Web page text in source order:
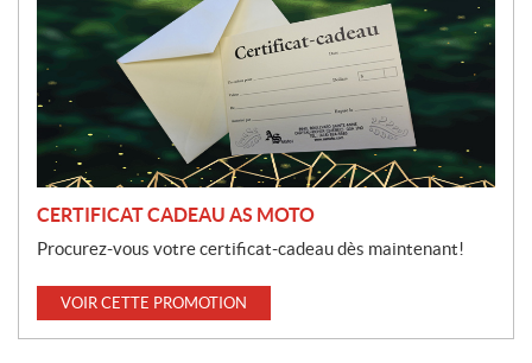
o
m
o
t
i
o
n
CERTIFICAT CADEAU AS MOTO
Procurez-vous votre certificat-cadeau dès maintenant!
VOIR CETTE PROMOTION